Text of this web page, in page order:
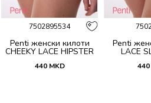
7502895534
Penti женски килоти
CHEEKY LACE HIPSTER
440 MKD
Penti
LACE
440